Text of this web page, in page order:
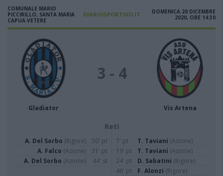
COMUNALE MARIO
PICCIRILLO, SANTA MARIA
CAPUA VETERE
DIARIOSPORTIVO.IT
DOMENICA 20 DICEMBRE
2020, ORE 14:30
Gladiator
3 - 4
Vis Artena
Reti
A. Del Sorbo (Rigore)
30' pt
A. Falco (Azione)
31' pt
A. Del Sorbo (Azione) 44' st
7' pt T. Taviani (Azione)
19' pt
T. Taviani (Azione)
24' pt
D. Sabatini (Rigore)
46' pt
F. Alonzi (Rigore)